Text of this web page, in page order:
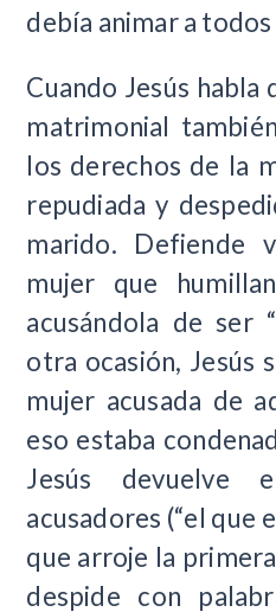
debía animar a
Cuando Jesús
matrimonial
los derechos de la
repudiada y
marido. Defiende
mujer que
acusándola de ser
otra ocasión, Jesús
mujer acusada de
eso estaba
Jesús
acusadores (“el que
que arroje la
despide con